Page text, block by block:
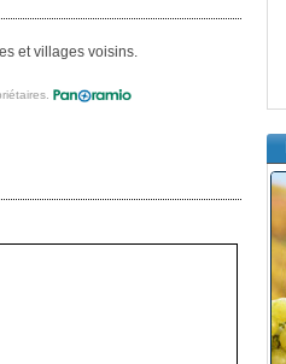
et villages voisins.